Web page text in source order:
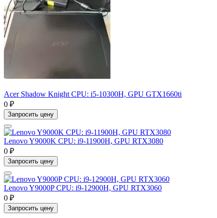
Acer Shadow Knight CPU: i5-10300H, GPU GTX1660ti
0 ₽
Запросить цену
Lenovo Y9000K CPU: i9-11900H, GPU RTX3080
0 ₽
Запросить цену
Lenovo Y9000P CPU: i9-12900H, GPU RTX3060
0 ₽
Запросить цену